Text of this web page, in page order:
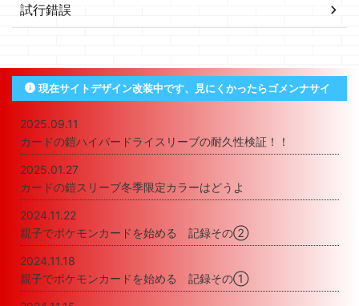
試行錯誤
現在サイトデザイン改装中です、見にくかったらゴメンナサイ
2025.09.11
カードの鎧ハイパードライスリーブの耐久性検証！！
2025.01.27
カードの鎧スリーブ冬季限定カラーはどうよ
2024.11.22
親子でポケモンカードを始める 記録その②
2024.11.18
親子でポケモンカードを始める 記録その①